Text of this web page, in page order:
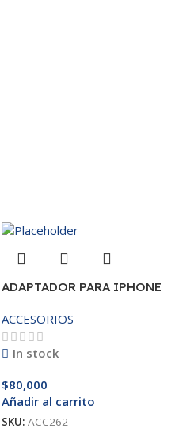
ADAPTADOR PARA IPHONE
ACCESORIOS
In stock
$80,000
Añadir al carrito
SKU: ACC262